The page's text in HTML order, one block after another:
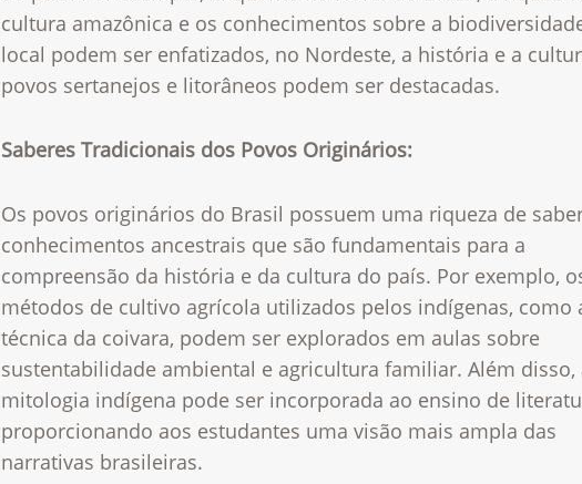
cultura amazônica e os conhecimentos sobre a
local podem ser enfatizados, no Nordeste, a história e a
povos sertanejos e litorâneos podem ser destacadas.
Saberes Tradicionais dos Povos Originários:
Os povos originários do Brasil possuem uma riqueza de
conhecimentos ancestrais que são fundamentais para a
compreensão da história e da cultura do país. Por exemplo,
métodos de cultivo agrícola utilizados pelos indígenas, como
técnica da coivara, podem ser explorados em aulas sobre
sustentabilidade ambiental e agricultura familiar. Além disso,
mitologia indígena pode ser incorporada ao ensino de
proporcionando aos estudantes uma visão mais ampla das
narrativas brasileiras.